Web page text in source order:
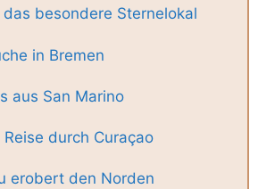
das besondere Sternelokal
in Bremen
aus San Marino
Reise durch Curaçao
erobert den Norden